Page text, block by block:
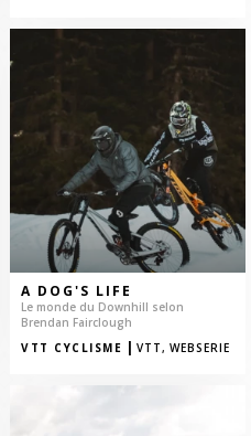
A DOG'S LIFE
Le monde du Downhill selon
Brendan Fairclough
VTT CYCLISME | VTT, WEBSERIE